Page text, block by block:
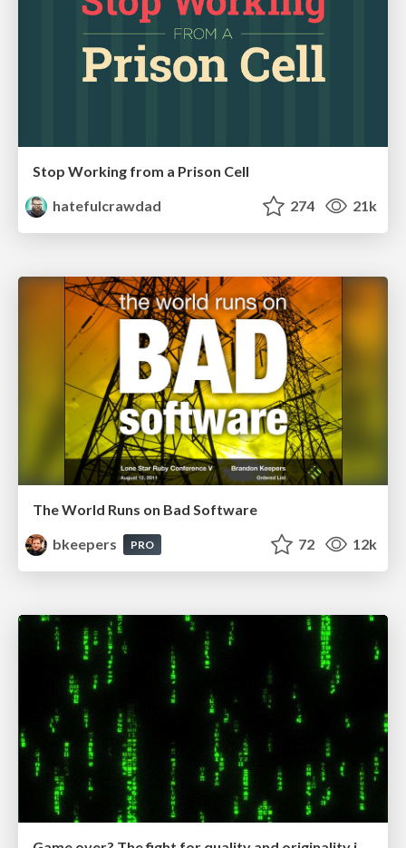
Stop Working from a Prison Cell
hatefulcrawdad
274 21k
The World Runs on Bad Software
bkeepers
PRO 72 12k